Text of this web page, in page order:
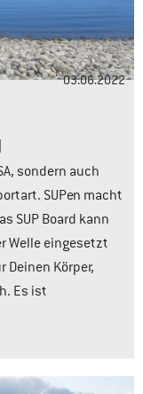
03.06.2022
sondern auch
SUPen macht
SUP Board kann
Welle eingesetzt
Körper,
Es ist